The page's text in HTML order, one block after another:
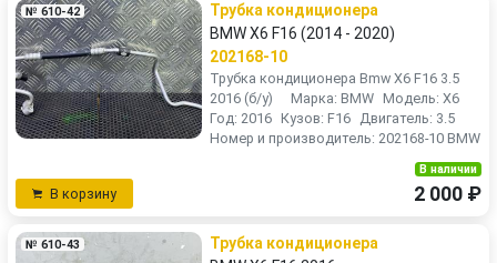
№ 610-42
Трубка кондиционера
BMW X6 F16 (2014 - 2020)
202168-10
Трубка кондиционера Bmw X6 F16 3.5
2016 (б/у) Марка: BMW Модель: X6
Год: 2016 Кузов: F16 Двигатель: 3.5
Номер и производитель: 202168-10 BMW
В корзину
В наличии
2 000 ₽
№ 610-43
Трубка кондиционера